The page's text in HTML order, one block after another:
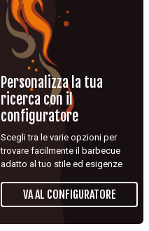
Personalizza la tua
ricerca con il
configuratore
Scegli tra le varie opzioni per
trovare facilmente il barbecue
adatto al tuo stile ed esigenze
VA AL CONFIGURATORE